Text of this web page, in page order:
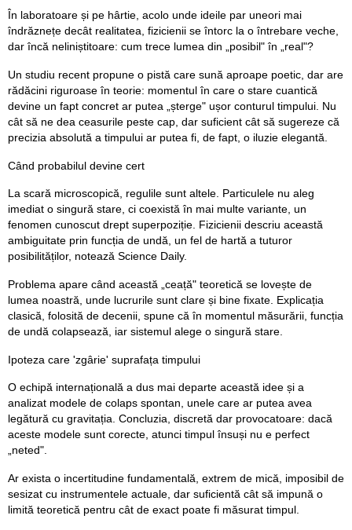
În laboratoare și pe hârtie, acolo unde ideile par uneori mai
îndrăznețe decât realitatea, fizicienii se întorc la o întrebare veche,
dar încă neliniștitoare: cum trece lumea din „posibil" în „real"?
Un studiu recent propune o pistă care sună aproape poetic, dar are
rădăcini riguroase în teorie: momentul în care o stare cuantică
devine un fapt concret ar putea „șterge" ușor conturul timpului. Nu
cât să ne dea ceasurile peste cap, dar suficient cât să sugereze că
precizia absolută a timpului ar putea fi, de fapt, o iluzie elegantă.
Când probabilul devine cert
La scară microscopică, regulile sunt altele. Particulele nu aleg
imediat o singură stare, ci coexistă în mai multe variante, un
fenomen cunoscut drept superpoziție. Fizicienii descriu această
ambiguitate prin funcția de undă, un fel de hartă a tuturor
posibilităților, notează Science Daily.
Problema apare când această „ceață" teoretică se lovește de
lumea noastră, unde lucrurile sunt clare și bine fixate. Explicația
clasică, folosită de decenii, spune că în momentul măsurării, funcția
de undă colapsează, iar sistemul alege o singură stare.
Ipoteza care 'zgârie' suprafața timpului
O echipă internațională a dus mai departe această idee și a
analizat modele de colaps spontan, unele care ar putea avea
legătură cu gravitația. Concluzia, discretă dar provocatoare: dacă
aceste modele sunt corecte, atunci timpul însuși nu e perfect
„neted".
Ar exista o incertitudine fundamentală, extrem de mică, imposibil de
sesizat cu instrumentele actuale, dar suficientă cât să impună o
limită teoretică pentru cât de exact poate fi măsurat timpul.